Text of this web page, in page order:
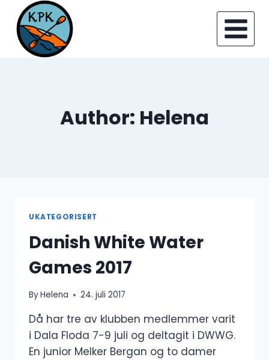
content
Author: Helena
UKATEGORISERT
Danish White Water
Games 2017
ByHelena 24. juli 2017
Då har tre av klubben medlemmer varit
i Dala Floda 7-9 juli og deltagit i DWWG.
En junior Melker Bergan og to damer